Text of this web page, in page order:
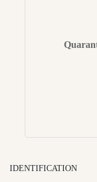
IDENTIFICATION